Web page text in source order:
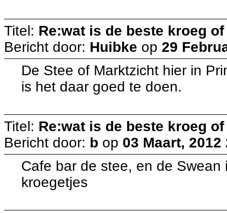
Titel: Re:wat is de beste kroeg
Bericht door: Huibke op 29
De Stee of Marktzicht hier in
is het daar goed te doen.
Titel: Re:wat is de beste kroeg
Bericht door: b op 03 Maart, 2012
Cafe bar de stee, en de
kroegetjes